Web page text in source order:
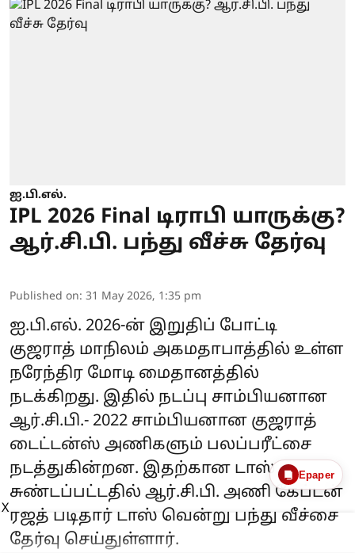
ஐ.பி.எல்.
IPL 2026 Final டிராபி யாருக்கு?
ஆர்.சி.பி. பந்து வீச்சு தேர்வு
Published on: 31 May 2026, 1:35 pm
ஐ.பி.எல். 2026-ன் இறுதிப் போட்டி
குஜராத் மாநிலம் அகமதாபாத்தில் உள்ள
நரேந்திர மோடி மைதானத்தில்
நடக்கிறது. இதில் நடப்பு சாம்பியனான
ஆர்.சி.பி.- 2022 சாம்பியனான குஜராத்
டைட்டன்ஸ் அணிகளும் பலப்பரீட்சை
நடத்துகின்றன. இதற்கான டாஸ்
சுண்டப்பட்டதில் ஆர்.சி.பி. அணி கேப்டன்
ரஜத் படிதார் டாஸ் வென்று பந்து வீச்சை
தேர்வு செய்துள்ளார்.
Epaper
X